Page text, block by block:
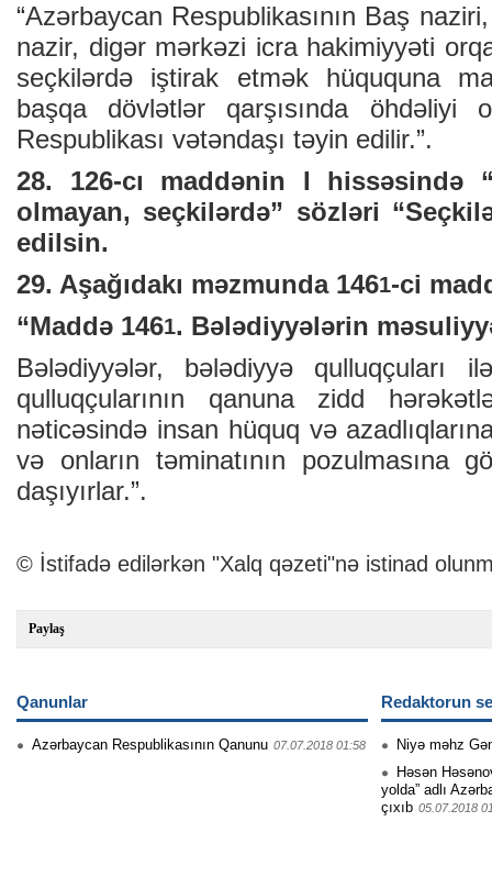
“Azərbaycan Respublikasının Baş
nazir, digər mərkəzi icra hakimiyyəti
seçkilərdə iştirak etmək hüququna
başqa dövlətlər qarşısında öhdəliyi
Respublikası vətəndaşı təyin edilir.”.
28. 126-cı maddənin I hissəsində
olmayan, seçkilərdə” sözləri
edilsin.
29. Aşağıdakı məzmunda 1461-ci
“Maddə 1461. Bələdiyyələrin
Bələdiyyələr, bələdiyyə qulluqçuları
qulluqçularının qanuna zidd
nəticəsində insan hüquq və
və onların təminatının pozulmasına
daşıyırlar.”.
© İstifadə edilərkən "Xalq qəzeti"nə istinad
Paylaş
Qanunlar
Azərbaycan Respublikasının Qanunu 07.07.2018 01:58
Redaktorun
Niyə məhz
Həsən
yolda” adlı
çıxıb 05.07.2018